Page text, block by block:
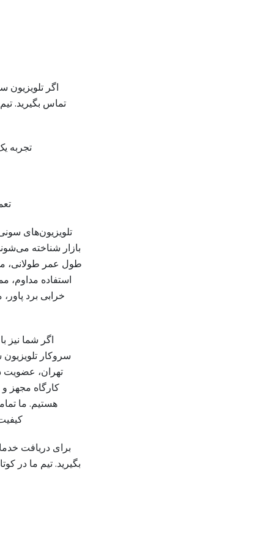
اگر تلویزیون
تماس بگیرید.
تجربه
تلویزیون‌های
بازار شناخته
طول عمر طولانی،
استفاده مداوم،
خرابی برد
اگر شما نیز
سروکار
تهران، عضویت
کارگاه مجهز و
هستیم. ما
برای دریافت
بگیرید. تیم ما در